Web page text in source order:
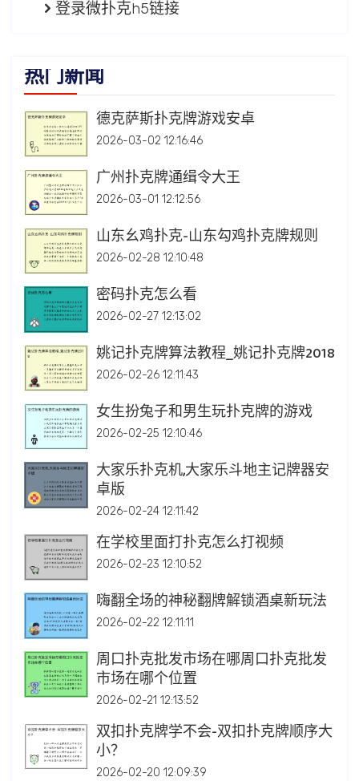
登录微扑克h5链接
热门新闻
德克萨斯扑克牌游戏安卓
2026-03-02 12:16:46
广州扑克牌通缉令大王
2026-03-01 12:12:56
山东幺鸡扑克-山东勾鸡扑克牌规则
2026-02-28 12:10:48
密码扑克怎么看
2026-02-27 12:13:02
姚记扑克牌算法教程_姚记扑克牌2018
2026-02-26 12:11:43
女生扮兔子和男生玩扑克牌的游戏
2026-02-25 12:10:46
大家乐扑克机,大家乐斗地主记牌器安
卓版
2026-02-24 12:11:42
在学校里面打扑克怎么打视频
2026-02-23 12:10:52
嗨翻全场的神秘翻牌解锁酒桌新玩法
2026-02-22 12:11:11
周口扑克批发市场在哪周口扑克批发
市场在哪个位置
2026-02-21 12:13:52
双扣扑克牌学不会-双扣扑克牌顺序大
小？
2026-02-20 12:09:39